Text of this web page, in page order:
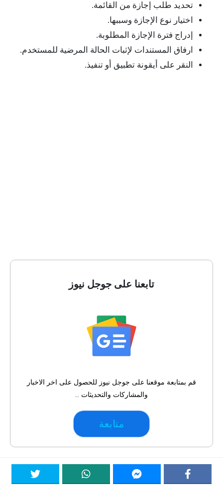
تحديد طلب إجازة من القائمة.
اختيار نوع الإجازة وسببها.
إدراج فترة الإجازة المطلوبة.
ارفاق المستندات لإثبات الحالة المرضية للمستخدم.
النقر على أيقونة تطبيق أو تنفيذ.
تابعنا على جوجل نيوز
قم بمتابعة موقعنا على جوجل نيوز للحصول على اخر الاخبار
والمشاركات والتحديثات ..
متابعة